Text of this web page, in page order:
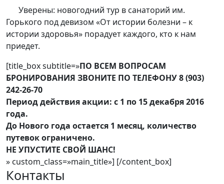
Уверены: новогодний тур в санаторий им.
Горького под девизом «От истории болезни – к
истории здоровья» порадует каждого, кто к нам
приедет.
[title_box subtitle=»ПО ВСЕМ ВОПРОСАМ
БРОНИРОВАНИЯ ЗВОНИТЕ ПО ТЕЛЕФОНУ 8 (903)
242-26-70
Период действия акции: с 1 по 15 декабря 2016
года.
До Нового года остается 1 месяц, количество
путевок ограничено.
НЕ УПУСТИТЕ СВОЙ ШАНС!
» custom_class=»main_title»] [/content_box]
Контакты